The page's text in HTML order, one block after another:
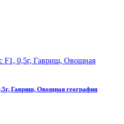
Гавриш, Овощная география